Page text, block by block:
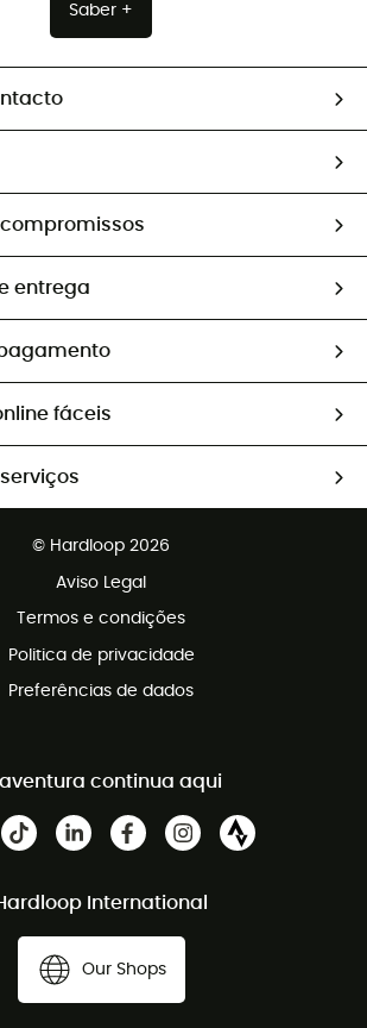
Saber +
entrega
fáceis
© Hardloop 2026
Aviso Legal
Termos e condições
Politica de privacidade
Preferências de dados
continua aqui
International
Our Shops